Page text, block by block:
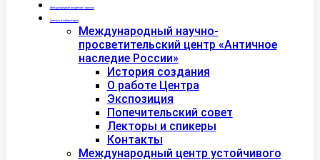
Международная академия туризма
Центры и лаборатории
Международный научно-
просветительский центр «Античное
наследие России»
История создания
О работе Центра
Экспозиция
Попечительский совет
Лекторы и спикеры
Контакты
Международный центр устойчивого